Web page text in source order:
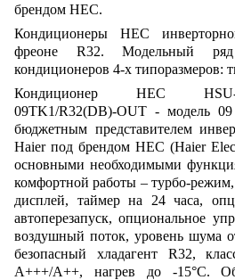
брендом HEC.
Кондиционеры HEC
фреоне R32. Модельный
кондиционеров 4-х типоразмеров:
Кондиционер HEC HSU-
09TK1/R32(DB)-OUT - модель
бюджетным представителем
Haier под брендом HEC (Haier
основными необходимыми
комфортной работы – турбо-
дисплей, таймер на 24 часа,
автоперезапуск, опциональное
воздушный поток, уровень шума
безопасный хладагент R32,
А+++/А++, нагрев до -15°С.